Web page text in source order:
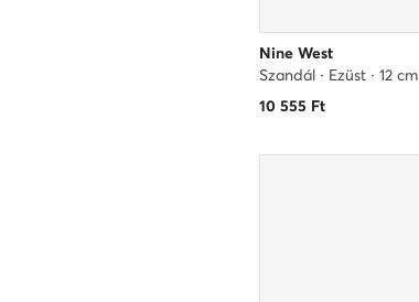
Nine West
Szandál · Ezüst · 12 cm
10 555 Ft